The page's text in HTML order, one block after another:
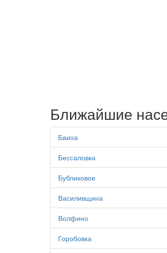
Ближайшие
Баиха
Бессаловка
Бубликовое
Василивщина
Волфино
Горобовка